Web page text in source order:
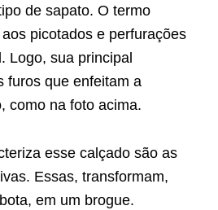
de sapato. O termo
aos picotados e perfurações
Logo, sua principal
furos que enfeitam a
como na foto acima.
esse calçado são as
Essas, transformam,
em um brogue.